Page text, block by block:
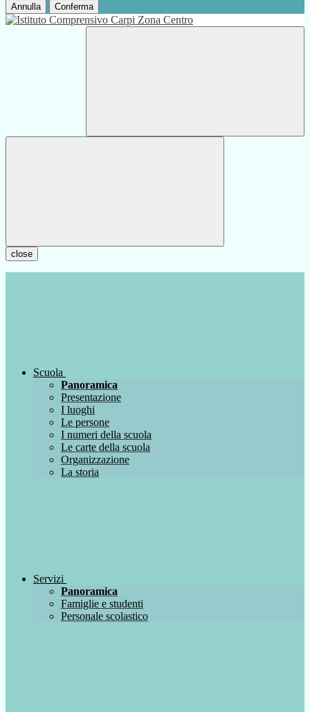
Annulla Conferma
close
Scuola
Panoramica
Presentazione
I luoghi
Le persone
I numeri della scuola
Le carte della scuola
Organizzazione
La storia
Servizi
Panoramica
Famiglie e studenti
Personale scolastico